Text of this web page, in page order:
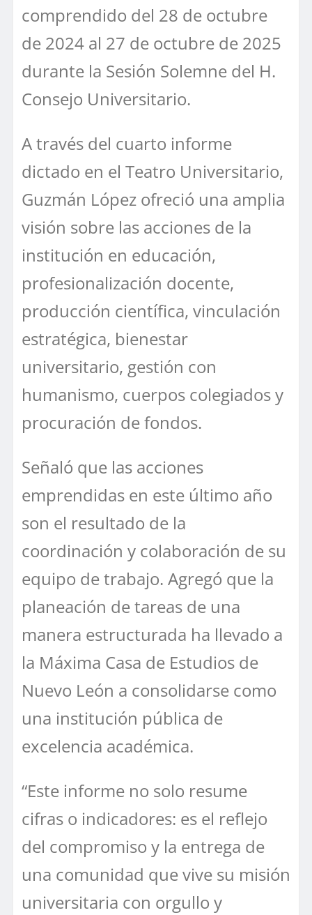
comprendido del 28 de octubre
de 2024 al 27 de octubre de 2025
durante la Sesión Solemne del H.
Consejo Universitario.
A través del cuarto informe
dictado en el Teatro Universitario,
Guzmán López ofreció una amplia
visión sobre las acciones de la
institución en educación,
profesionalización docente,
producción científica, vinculación
estratégica, bienestar
universitario, gestión con
humanismo, cuerpos colegiados y
procuración de fondos.
Señaló que las acciones
emprendidas en este último año
son el resultado de la
coordinación y colaboración de su
equipo de trabajo. Agregó que la
planeación de tareas de una
manera estructurada ha llevado a
la Máxima Casa de Estudios de
Nuevo León a consolidarse como
una institución pública de
excelencia académica.
“Este informe no solo resume
cifras o indicadores: es el reflejo
del compromiso y la entrega de
una comunidad que vive su misión
universitaria con orgullo y